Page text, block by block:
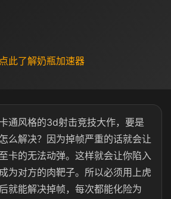
此了解奶瓶加速器
通风格的3d射击竞技大作，要是
么解决？因为掉帧严重的话就会让
卡的无法动弹。这样就会让你陷入
为对方的肉靶子。所以必须用上虎
就能解决掉帧，每次都能化险为